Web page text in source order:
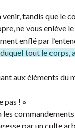
tandis que le
ne vous enlève
enflé par
tout le
aux éléments du
pas ! »
les
par un culte